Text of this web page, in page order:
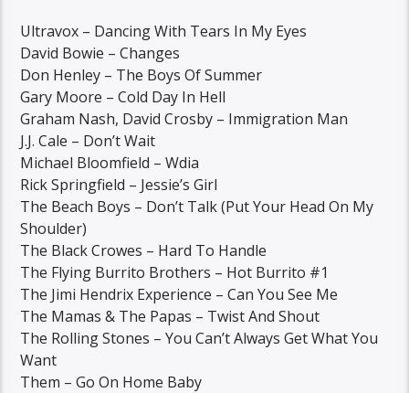
Ultravox – Dancing With Tears In My Eyes
David Bowie – Changes
Don Henley – The Boys Of Summer
Gary Moore – Cold Day In Hell
Graham Nash, David Crosby – Immigration Man
J.J. Cale – Don’t Wait
Michael Bloomfield – Wdia
Rick Springfield – Jessie’s Girl
The Beach Boys – Don’t Talk (Put Your Head On My
Shoulder)
The Black Crowes – Hard To Handle
The Flying Burrito Brothers – Hot Burrito #1
The Jimi Hendrix Experience – Can You See Me
The Mamas & The Papas – Twist And Shout
The Rolling Stones – You Can’t Always Get What You
Want
Them – Go On Home Baby